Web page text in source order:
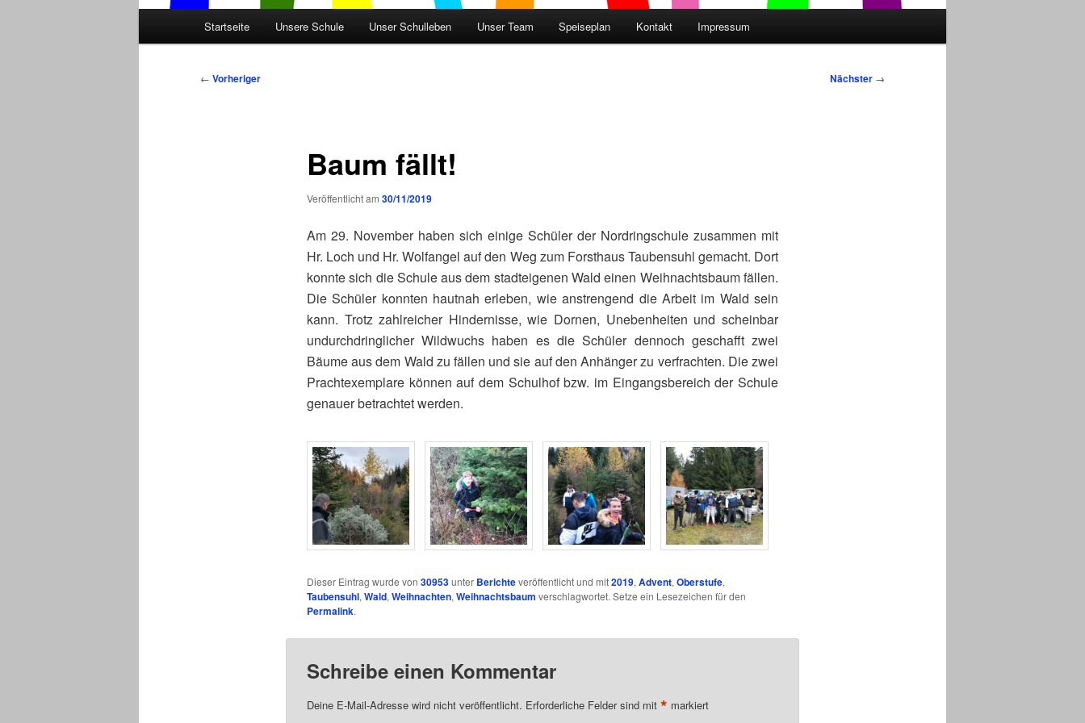
Startseite Unsere Schule Unser Schulleben Unser Team Speiseplan Kontakt Impressum
Beitragsnavigation
← Vorheriger Nächster →
Baum fällt!
Veröffentlicht am 30/11/2019
Am 29. November haben sich einige Schüler der Nordringschule zusammen mit
Hr. Loch und Hr. Wolfangel auf den Weg zum Forsthaus Taubensuhl gemacht. Dort
konnte sich die Schule aus dem stadteigenen Wald einen Weihnachtsbaum fällen.
Die Schüler konnten hautnah erleben, wie anstrengend die Arbeit im Wald sein
kann. Trotz zahlreicher Hindernisse, wie Dornen, Unebenheiten und scheinbar
undurchdringlicher Wildwuchs haben es die Schüler dennoch geschafft zwei
Bäume aus dem Wald zu fällen und sie auf den Anhänger zu verfrachten. Die zwei
Prachtexemplare können auf dem Schulhof bzw. im Eingangsbereich der Schule
genauer betrachtet werden.
Dieser Eintrag wurde von 30953unter Berichteveröffentlicht und mit2019, Advent, Oberstufe,
Taubensuhl, Wald, Weihnachten, Weihnachtsbaum verschlagwortet. Setze ein Lesezeichen für den
Permalink.
Schreibe einen Kommentar
Deine E-Mail-Adresse wird nicht veröffentlicht. Erforderliche Felder sind mit * markiert